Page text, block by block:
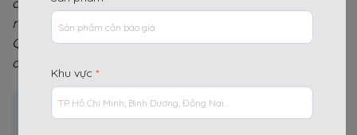
cũng hiểu rõ giàn giáo là gì
nên chọn loại nào cho từng công trình cụ thể. Cùng
Quang Minh Hưng tìm hiểu chi tiết trong bài viết
dưới đây!
Nội dung chính
Khu vực *